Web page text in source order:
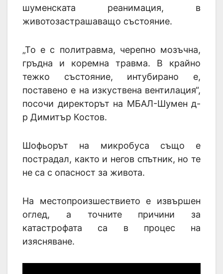
шуменската реанимация, в
животозастрашаващо състояние.
„То е с политравма, черепно мозъчна,
гръдна и коремна травма. В крайно
тежко състояние, интубирано е,
поставено е на изкуствена вентилация“,
посочи директорът на МБАЛ-Шумен д-
р Димитър Костов.
Шофьорът на микробуса също е
пострадал, както и негов спътник, но те
не са с опасност за живота.
На местопроизшествието е извършен
оглед, а точните причини за
катастрофата са в процес на
изясняване.